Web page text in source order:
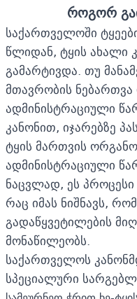
როგორ
საქართველოში
წლიდან, ტყის ახალი
გამარტივდა. თუ
მთავრობის
ადმინისტრაციული
კანონით, იჯარებზე
ტყის მართვის
ადმინისტრაციული
ნაცვლად, ეს
რაც იმას ნიშნავს,
გადაწყვეტილების
მონაწილეობს.
საქართველოს
სპეციალური